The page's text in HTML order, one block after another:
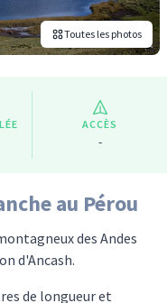
Toutes les photos
ACCÈS
-
au Pérou
des Andes
d'Ancash.
de longueur et